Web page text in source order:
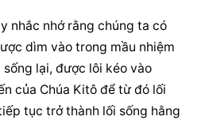
nhắc nhớ rằng chúng ta có
dìm vào trong mầu nhiệm
lại, được lôi kéo vào
của Chúa Kitô để từ đó lối
tục trở thành lối sống hằng